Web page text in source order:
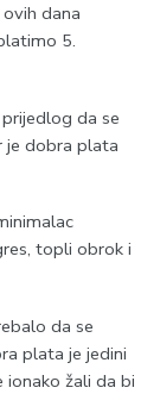
dana
5.
da se
je dobra plata
topli obrok i
da se
plata je jedini
ionako žali da bi